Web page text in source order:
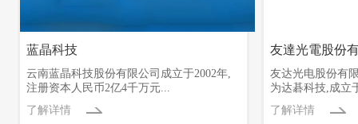
蓝晶科技
云南蓝晶科技股份有限公司成立于2002年,
注册资本人民币2亿4千万元...
了解详情
友達光電股份
友达光电股份有
为达碁科技,成立
了解详情